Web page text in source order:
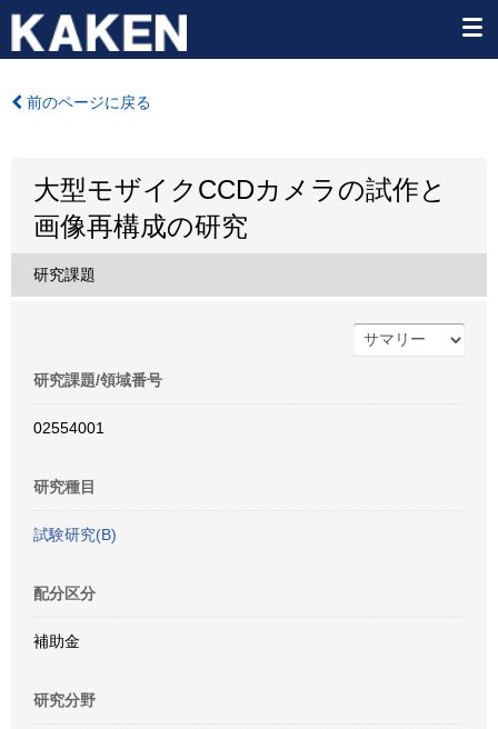
前のページに戻る
大型モザイクCCDカメラの試作と
画像再構成の研究
研究課題
研究課題/領域番号
02554001
研究種目
試験研究(B)
配分区分
補助金
研究分野